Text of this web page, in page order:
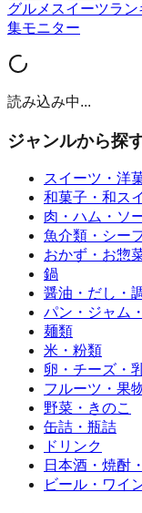
グルメ スイーツラン
集モニター
読み込み中...
ジャンルから探
スイーツ・洋
和菓子・和ス
肉・ハム・ソ
魚介類・シー
おかず・お惣
鍋
醤油・だし・
パン・ジャム
麺類
米・粉類
卵・チーズ・
フルーツ・果
野菜・きのこ
缶詰・瓶詰
ドリンク
日本酒・焼酎
ビール・ワイ